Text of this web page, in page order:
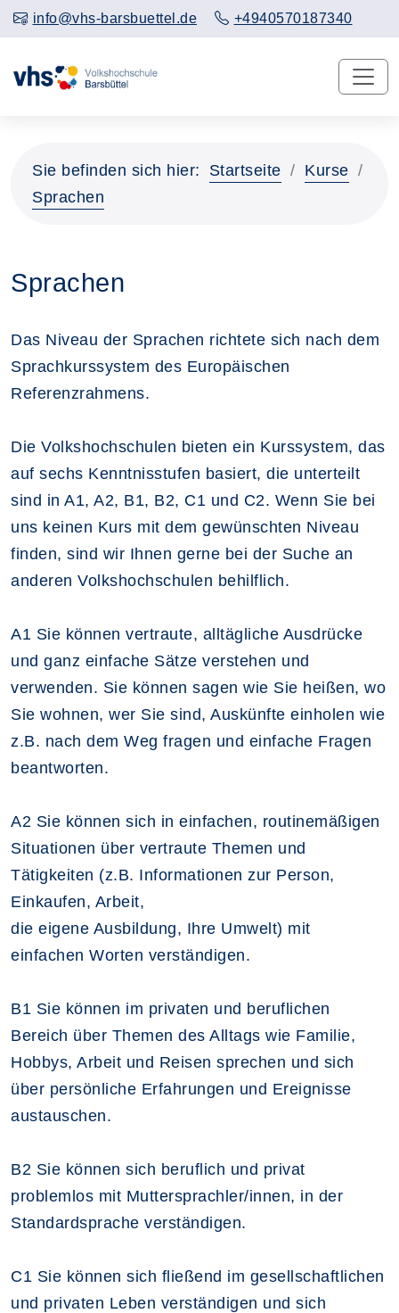
info@vhs-barsbuettel.de +4940570187340
Sie befinden sich hier: Startseite
Kurse
Sprachen
Sprachen
Das Niveau der Sprachen richtete sich nach dem
Sprachkurssystem des Europäischen
Referenzrahmens.
Die Volkshochschulen bieten ein Kurssystem, das
auf sechs Kenntnisstufen basiert, die unterteilt
sind in A1, A2, B1, B2, C1 und C2. Wenn Sie bei
uns keinen Kurs mit dem gewünschten Niveau
finden, sind wir Ihnen gerne bei der Suche an
anderen Volkshochschulen behilflich.
A1 Sie können vertraute, alltägliche Ausdrücke
und ganz einfache Sätze verstehen und
verwenden. Sie können sagen wie Sie heißen, wo
Sie wohnen, wer Sie sind, Auskünfte einholen wie
z.B. nach dem Weg fragen und einfache Fragen
beantworten.
A2 Sie können sich in einfachen, routinemäßigen
Situationen über vertraute Themen und
Tätigkeiten (z.B. Informationen zur Person,
Einkaufen, Arbeit,
die eigene Ausbildung, Ihre Umwelt) mit
einfachen Worten verständigen.
B1 Sie können im privaten und beruflichen
Bereich über Themen des Alltags wie Familie,
Hobbys, Arbeit und Reisen sprechen und sich
über persönliche Erfahrungen und Ereignisse
austauschen.
B2 Sie können sich beruflich und privat
problemlos mit Muttersprachler/innen, in der
Standardsprache verständigen.
C1 Sie können sich fließend im gesellschaftlichen
und privaten Leben verständigen und sich